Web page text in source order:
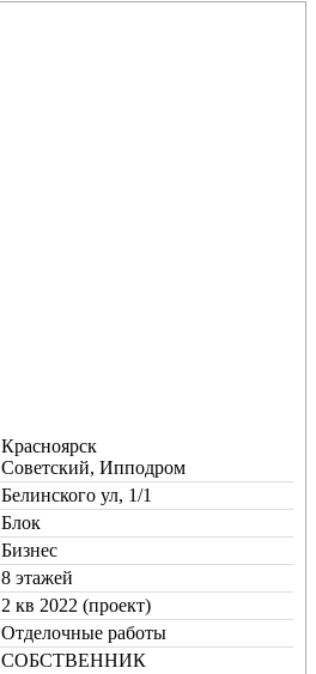
Красноярск
Советский, Ипподром
Белинского ул, 1/1
Блок
Бизнес
8 этажей
2 кв 2022 (проект)
Отделочные работы
СОБСТВЕННИК